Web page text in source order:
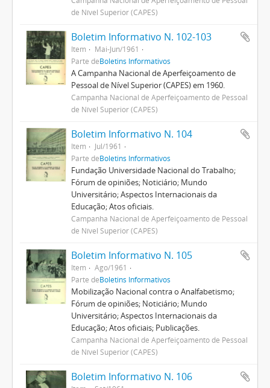
de Nível Superior (CAPES)
Boletim Informativo N. 102-103
Item
Mai-Jun/1961
Parte deBoletins Informativos
A Campanha Nacional de Aperfeiçoamento de
Pessoal de Nível Superior (CAPES) em 1960.
Campanha Nacional de Aperfeiçoamento de Pessoal
de Nível Superior (CAPES)
Boletim Informativo N. 104
Item
Jul/1961
Parte deBoletins Informativos
Fundação Universidade Nacional do Trabalho;
Fórum de opiniões; Noticiário; Mundo
Universitário; Aspectos Internacionais da
Educação; Atos oficiais.
Campanha Nacional de Aperfeiçoamento de Pessoal
de Nível Superior (CAPES)
Boletim Informativo N. 105
Item
Ago/1961
Parte deBoletins Informativos
Mobilização Nacional contra o Analfabetismo;
Fórum de opiniões; Noticiário; Mundo
Universitário; Aspectos Internacionais da
Educação; Atos oficiais; Publicações.
Campanha Nacional de Aperfeiçoamento de Pessoal
de Nível Superior (CAPES)
Boletim Informativo N. 106